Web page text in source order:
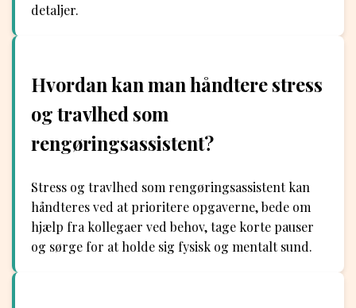
detaljer.
Hvordan kan man håndtere stress
og travlhed som
rengøringsassistent?
Stress og travlhed som rengøringsassistent kan
håndteres ved at prioritere opgaverne, bede om
hjælp fra kollegaer ved behov, tage korte pauser
og sørge for at holde sig fysisk og mentalt sund.